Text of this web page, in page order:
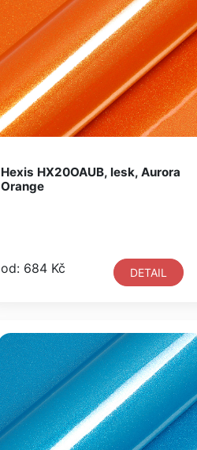
Hexis HX20OAUB, lesk, Aurora
Orange
od: 684 Kč DETAIL